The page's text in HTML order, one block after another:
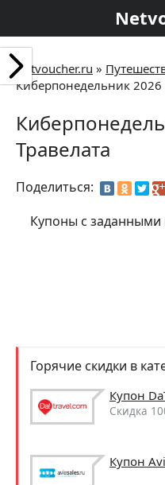
Netvoucher.ru »
Киберпонедельник 2026
Травелата
Поделиться:
Купоны с
Горячие скидки в
Купон
Скидка
Купон